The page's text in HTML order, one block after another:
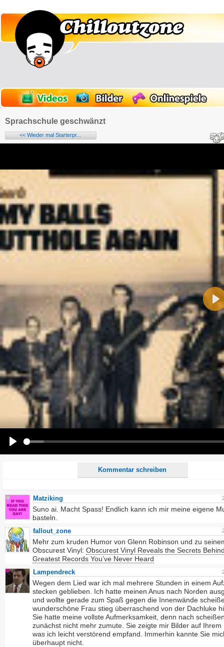
Sprachschule geschwänzt
<< Wieder mal Starterpr...
Kommentar schreiben
Name:
E-Mail-Adresse (optional):
Kommentar:
Alle HTML-Tags außer <br>, <strike> und <i> werden aus Deinem Kommentar entfernt.
URLs werden automatisch umgewandelt. Bitte verwende "www." oder "http://" in URLs
Ich möchte eine E-Mail, wenn auf dieser Seite weitere Kommentare erscheinen.
Matziking
Suno ai. Macht Spass! Endlich kann ich mir meine eigene
basteln.
fallout_zone
Mehr zum kruden Humor von Glenn Robinson und zu
Obscurest Vinyl: Obscurest Vinyl Reveals the Secrets
Greatest Records You’ve Never Heard
Lampendreck
Wegen dem Lied war ich mal mehrere Stunden in einem
stecken geblieben. Ich hatte meinen Anus nach Norden
und wollte gerade zum Spaß gegen die Innenwände
wunderschöne Frau stieg überraschend von der Dachluke
Sie hatte meine vollste Aufmerksamkeit, denn nach
zunächst nicht mehr zumute. Sie zeigte mir Bilder auf Ihrem
was ich leicht verstörend empfand. Immerhin kannte Sie
überhaupt nicht.